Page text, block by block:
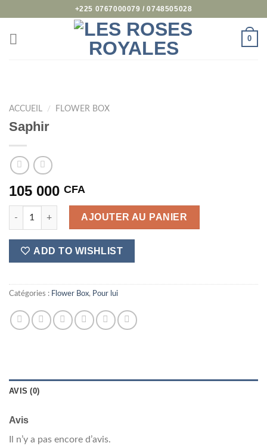
contenu
+225 0767000079 / 0748505028
0
ACCUEIL / FLOWER BOX
Saphir
105 000 CFA
quantité de Saphir
AJOUTER AU PANIER
ADD TO WISHLIST
Catégories : Flower Box, Pour lui
AVIS (0)
Avis
Il n’y a pas encore d’avis.